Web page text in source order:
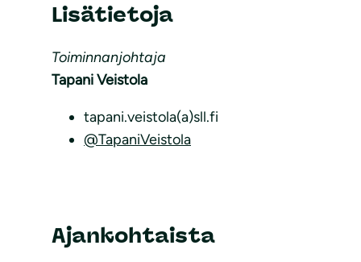
Lisätietoja
Toiminnanjohtaja
Tapani Veistola
tapani.veistola(a)sll.fi
@TapaniVeistola
Ajankohtaista